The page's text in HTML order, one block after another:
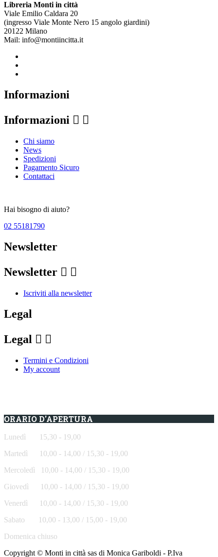
Libreria Monti in città
Viale Emilio Caldara 20
(ingresso Viale Monte Nero 15 angolo giardini)
20122 Milano
Mail: info@montiincitta.it
Informazioni
Informazioni  
Chi siamo
News
Spedizioni
Pagamento Sicuro
Contattaci
Hai bisogno di aiuto?
02 55181790
Newsletter
Newsletter  
Iscriviti alla newsletter
Legal
Legal  
Termini e Condizioni
My account
ORARIO D'APERTURA
Lunedì 15,30 - 19,00
Martedì 10,00 - 14,00 / 15,30 - 19,00
Mercoledì
10,00 - 14,00 / 15,30 - 19,00
Giovedì
10,00 - 14,00 / 15,30 - 19,00
Venerdì
10,00 - 14,00 / 15,30 - 19,00
Sabato
10,00 - 13,00 / 15,00 - 19,00
Domenica chiuso
Copyright © Monti in città sas di Monica Gariboldi - P.Iva